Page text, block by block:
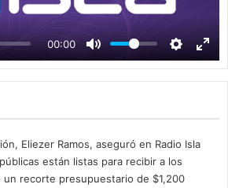
00:00
a
y
Eliezer Ramos, aseguró en Radio Isla
están listas para recibir a los
recorte presupuestario de $1,200